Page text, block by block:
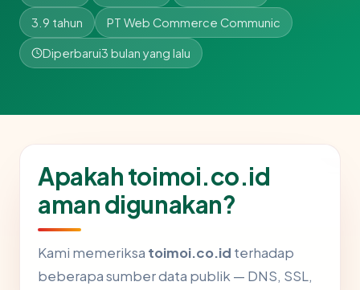
3.9 tahun PT Web Commerce Communic
Diperbarui3 bulan yang lalu
Apakah toimoi.co.id
aman digunakan?
Kami memeriksa toimoi.co.id terhadap
beberapa sumber data publik — DNS, SSL,